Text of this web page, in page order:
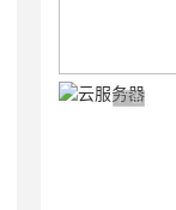
广告 商业